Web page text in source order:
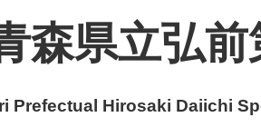
森県立弘
Hirosaki Daiichi